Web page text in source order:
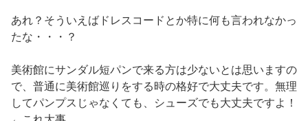
あれ？そういえばドレスコードとか特に何も言われなかっ
たな・・・？
美術館にサンダル短パンで来る方は少ないとは思いますの
で、普通に美術館巡りをする時の格好で大丈夫です。無理
してパンプスじゃなくても、シューズでも大丈夫ですよ！